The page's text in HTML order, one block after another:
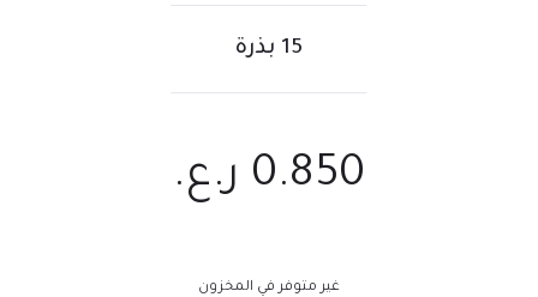
15 بذرة
0.850 ر.ع.
غير متوفر في المخزون